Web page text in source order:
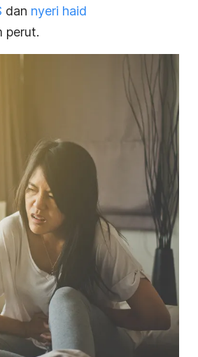
dan nyeri haid
perut.